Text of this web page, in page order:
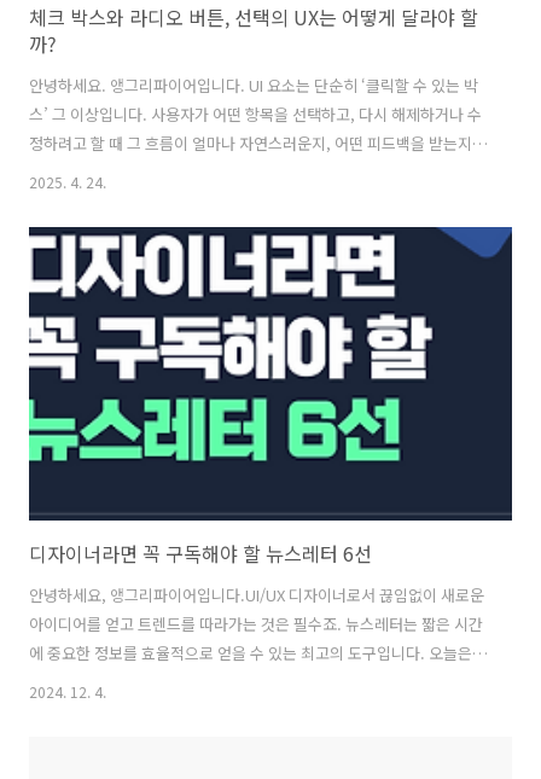
체크 박스와 라디오 버튼, 선택의 UX는 어떻게 달라야 할
까?
안녕하세요. 앵그리파이어입니다. UI 요소는 단순히 ‘클릭할 수 있는 박
스’ 그 이상입니다. 사용자가 어떤 항목을 선택하고, 다시 해제하거나 수
정하려고 할 때 그 흐름이 얼마나 자연스러운지, 어떤 피드백을 받는지,
실수 없이 조작할 수 있는지 등 세심한 경험 설계가 필요합니다. 특히 체
제대로 이해하고, 목적에 맞게 사용하는 것이 중요합니다.이번 글에서는
이 두 UI 요소의 핵심적인 차이점과, ‘선택’과 ‘해제’라는 사용자 경험을
어떻게 설계할 수 있을지에 대해 깊이 있게 다뤄보겠습니다. 목차 체크
박스 vs 라디오 버튼, 무엇이 다른가?웹과 앱에서 매일같이 마주치는 두
가지 UI 컴포넌트, **체크 박스(checkbox)**와 라..
2025. 4. 24.
디자이너라면 꼭 구독해야 할 뉴스레터 6선
안녕하세요, 앵그리파이어입니다.UI/UX 디자이너로서 끊임없이 새로운
아이디어를 얻고 트렌드를 따라가는 것은 필수죠. 뉴스레터는 짧은 시간
에 중요한 정보를 효율적으로 얻을 수 있는 최고의 도구입니다. 오늘은
디자이너들에게 특히 유용한 국내 뉴스레터들을 소개하려고 합니
2024. 12. 4.